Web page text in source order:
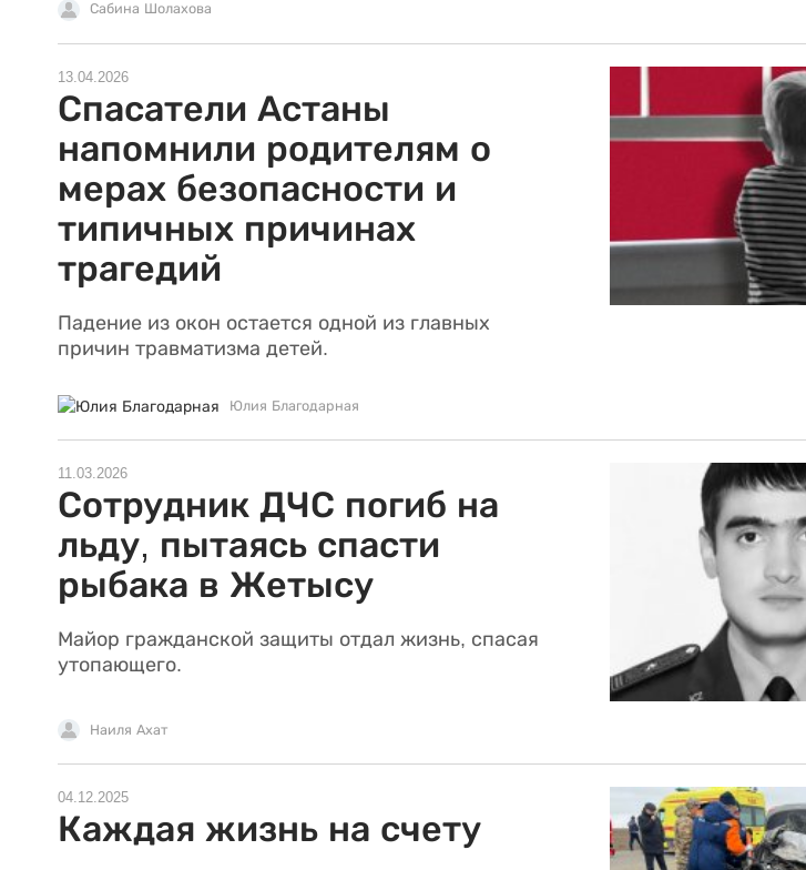
Сабина Шолахова
13.04.2026
Спасатели Астаны
напомнили родителям о
мерах безопасности и
типичных причинах
трагедий
Падение из окон остается одной из главных
причин травматизма детей.
Юлия Благодарная
11.03.2026
Сотрудник ДЧС погиб на
льду, пытаясь спасти
рыбака в Жетысу
Майор гражданской защиты отдал жизнь, спасая
утопающего.
Наиля Ахат
04.12.2025
Каждая жизнь на счету